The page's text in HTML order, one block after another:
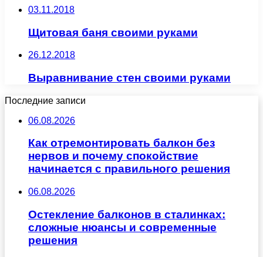
03.11.2018
Щитовая баня своими руками
26.12.2018
Выравнивание стен своими руками
Последние записи
06.08.2026
Как отремонтировать балкон без
нервов и почему спокойствие
начинается с правильного решения
06.08.2026
Остекление балконов в сталинках:
сложные нюансы и современные
решения